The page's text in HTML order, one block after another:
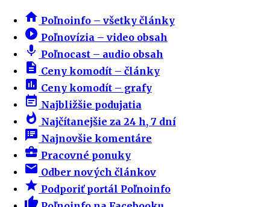
home Poľnoinfo – všetky články
play_circle_filled Poľnovízia – video obsah
mic Poľnocast – audio obsah
description Ceny komodít – články
insert_chart Ceny komodít – grafy
event_note Najbližšie podujatia
whatshot Najčítanejšie za 24 h, 7 dní
speaker_notes Najnovšie komentáre
business_center Pracovné ponuky
email Odber nových článkov
star Podporiť portál Poľnoinfo
thumb_up